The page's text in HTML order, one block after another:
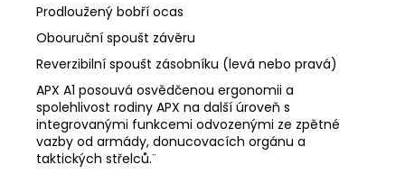
Prodloužený bobří ocas
Obouruční spoušt závěru
Reverzibilní spoušt zásobníku (levá nebo pravá)
APX A1 posouvá osvědčenou ergonomii a
spolehlivost rodiny APX na další úroveň s
integrovanými funkcemi odvozenými ze zpětné
vazby od armády, donucovacích orgánu a
taktických střelců.¨